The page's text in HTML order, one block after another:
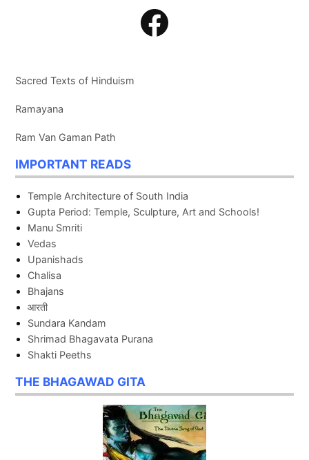
Facebook
Sacred Texts of Hinduism
Ramayana
Ram Van Gaman Path
IMPORTANT READS
Temple Architecture of South India
Gupta Period: Temple, Sculpture, Art and Schools!
Manu Smriti
Vedas
Upanishads
Chalisa
Bhajans
आरती
Sundara Kandam
Shrimad Bhagavata Purana
Shakti Peeths
THE BHAGAWAD GITA